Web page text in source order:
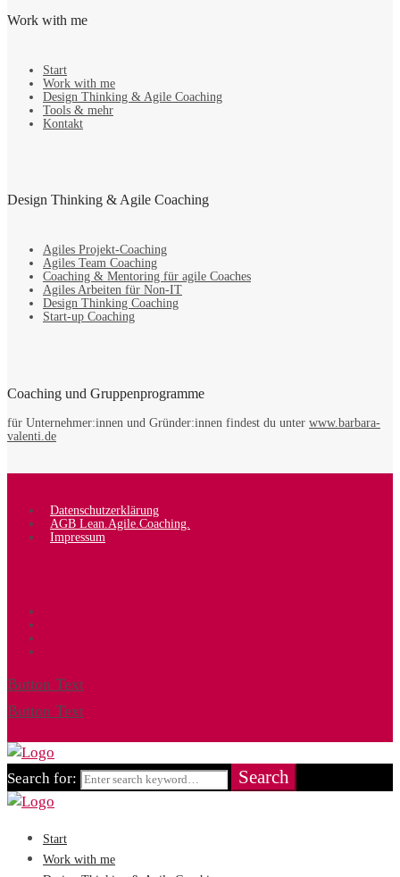
Work with me
Start
Work with me
Design Thinking & Agile Coaching
Tools & mehr
Kontakt
Design Thinking & Agile Coaching
Agiles Projekt-Coaching
Agiles Team Coaching
Coaching & Mentoring für agile Coaches
Agiles Arbeiten für Non-IT
Design Thinking Coaching
Start-up Coaching
Coaching und Gruppenprogramme
für Unternehmer:innen und Gründer:innen findest du unter www.barbara-
valenti.de
Datenschutzerklärung
AGB Lean.Agile.Coaching.
Impressum
Button Text
Button Text
Search for: Search
Start
Work with me